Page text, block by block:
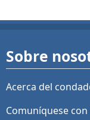
Sobre
Acerca del
Comuníquese